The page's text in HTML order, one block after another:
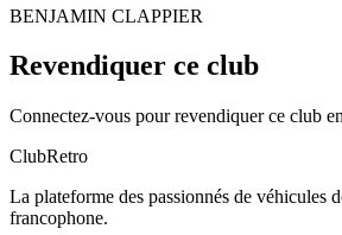
BENJAMIN CLAPPIER
Revendiquer ce club
Connectez-vous pour revendiquer ce club
ClubRetro
La plateforme des passionnés de véhicules
francophone.